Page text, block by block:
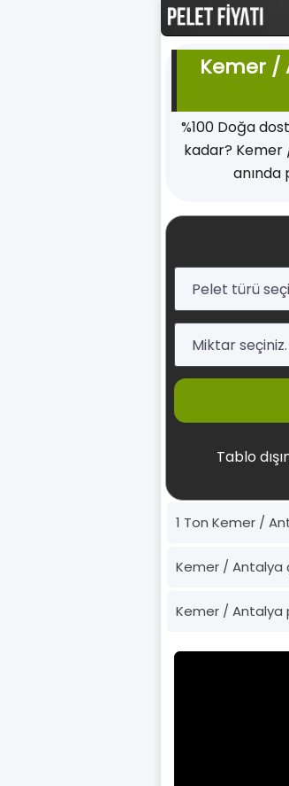
Kemer /
%100 Doğa
kadar? Kemer
anında
Tablo
1 Ton Kemer /
Kemer / Antalya
Kemer / Antalya